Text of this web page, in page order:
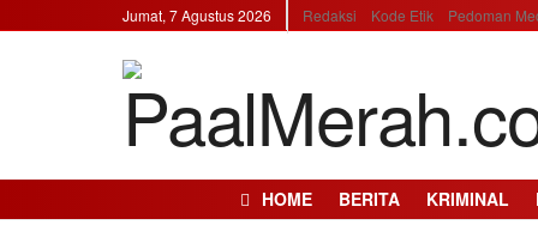
Jumat, 7 Agustus 2026 Redaksi Kode Etik Pedoman
HOME BERITA KRIMINAL